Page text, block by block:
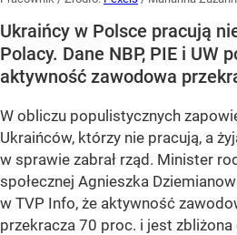
Ukraińcy w Polsce pracują
Polacy. Dane NBP, PIE i UW
aktywność zawodowa
W obliczu populistycznych
Ukraińców, którzy nie pracują, a
w sprawie zabrał rząd. Minister
społecznej Agnieszka
w TVP Info, że aktywność
przekracza 70 proc. i jest